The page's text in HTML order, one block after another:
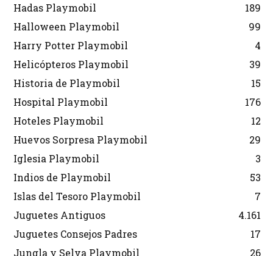
Hadas Playmobil
189
Halloween Playmobil
99
Harry Potter Playmobil
4
Helicópteros Playmobil
39
Historia de Playmobil
15
Hospital Playmobil
176
Hoteles Playmobil
12
Huevos Sorpresa Playmobil
29
Iglesia Playmobil
3
Indios de Playmobil
53
Islas del Tesoro Playmobil
7
Juguetes Antiguos
4.161
Juguetes Consejos Padres
17
Jungla y Selva Playmobil
26